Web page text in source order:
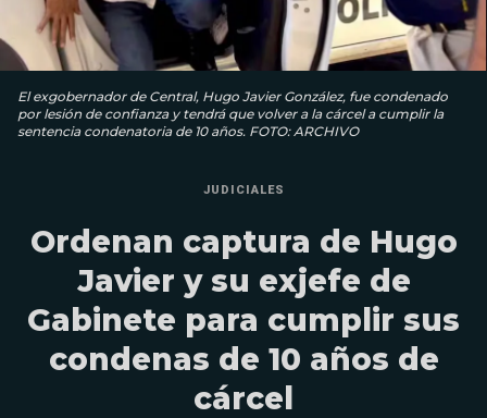
El exgobernador de Central, Hugo Javier González, fue condenado
por lesión de confianza y tendrá que volver a la cárcel a cumplir la
sentencia condenatoria de 10 años. FOTO: ARCHIVO
JUDICIALES
Ordenan captura de Hugo
Javier y su exjefe de
Gabinete para cumplir sus
condenas de 10 años de
cárcel